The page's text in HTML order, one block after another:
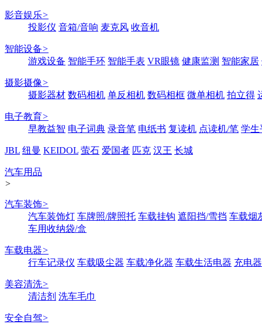
影音娱乐>
投影仪 音箱/音响 麦克风 收音机
智能设备>
游戏设备 智能手环 智能手表 VR眼镜 健康监测 智能家居
摄影摄像>
摄影器材 数码相机 单反相机 数码相框 微单相机 拍立得
电子教育>
早教益智 电子词典 录音笔 电纸书 复读机 点读机/笔 学生
JBL 纽曼 KEIDOL 萤石 爱国者 匹克 汉王 长城
汽车用品
>
汽车装饰>
汽车装饰灯 车牌照/牌照托 车载挂钩 遮阳挡/雪挡 车载烟
车用收纳袋/盒
车载电器>
行车记录仪 车载吸尘器 车载净化器 车载生活电器 充电
美容清洗>
清洁剂 洗车毛巾
安全自驾>